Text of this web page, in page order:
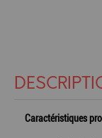
Caractéristiques